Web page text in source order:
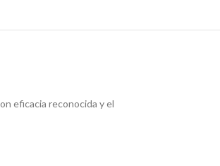
eficacia reconocida y el